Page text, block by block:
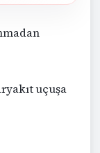
uçuşa